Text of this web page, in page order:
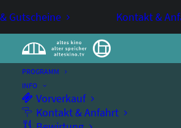
Gutscheine Kontakt &
PROGRAMM
INFO
Vorverkauf
Kontakt & Anfahrt
Swing-Konzert mit